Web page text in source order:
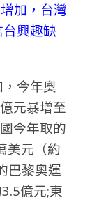
加，台灣
興趣缺
今年奧
元暴增至
今年取的
美元（約
巴黎奧運
億元;東